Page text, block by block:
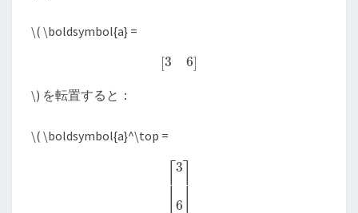
\( \boldsymbol{a} =
[ ]
\) を転置すると：
\( \boldsymbol{a}^\top =
[36]